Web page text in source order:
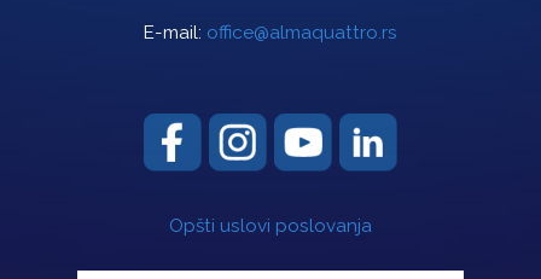
E-mail: office@almaquattro.rs
Opšti uslovi poslovanja